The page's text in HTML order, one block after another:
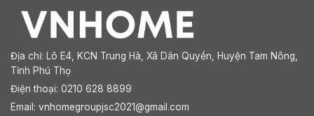
Địa chỉ: Lô E4, KCN Trung Hà, Xã Dân Quyền, Huyện Tam Nông,
Tỉnh Phú Thọ
Điện thoại: 0210 628 8899
Email: vnhomegroupjsc2021@gmail.com